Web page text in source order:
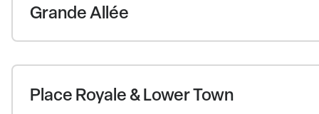
Grande Allée
Place Royale & Lower Town